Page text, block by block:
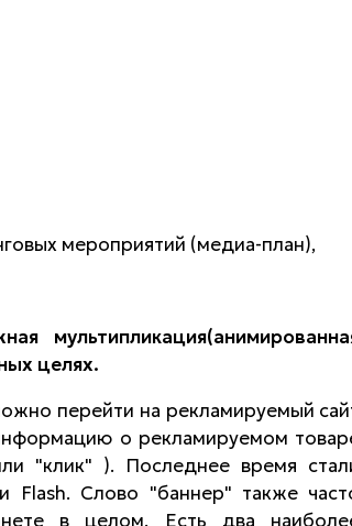
мероприятий (медиа-план),
целях.
перейти на рекламируемый
о рекламируемом
"клик" ). Последнее время
Flash. Слово "баннер" также
в целом. Есть два